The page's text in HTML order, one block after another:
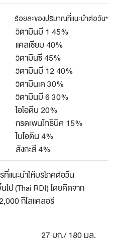
ร้อยละของปริมาณที่แนะนำต่อวัน*
วิตามินบี 1 45%
แคลเซียม 40%
วิตามินซี 45%
วิตามินบี 12 40%
วิตามินเค 30%
วิตามินบี 6 30%
ไอโอดีน 20%
กรดเพนโทธินิค 15%
ไบโอติน 4%
สังกะสี 4%
แนะนำให้บริโภคต่อวัน
ป (Thai RDI) โดยคิดจาก
กิโลแคลอรี
27 มก./ 180 มล.